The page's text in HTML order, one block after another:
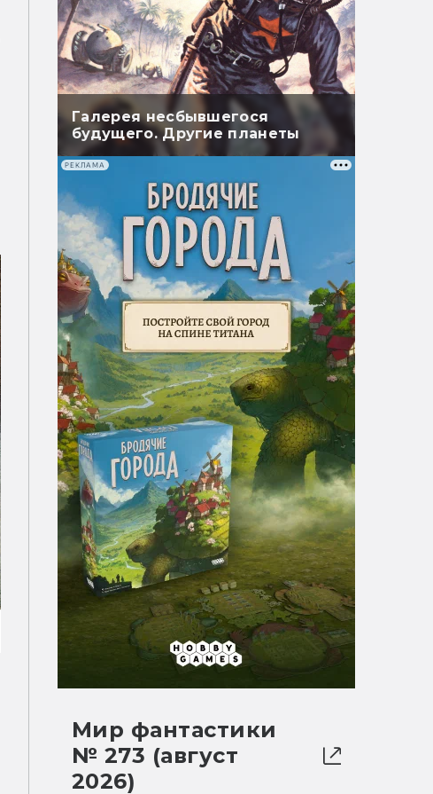
Галерея несбывшегося
будущего. Другие планеты
РЕКЛАМА
Мир фантастики
№ 273 (август
2026)